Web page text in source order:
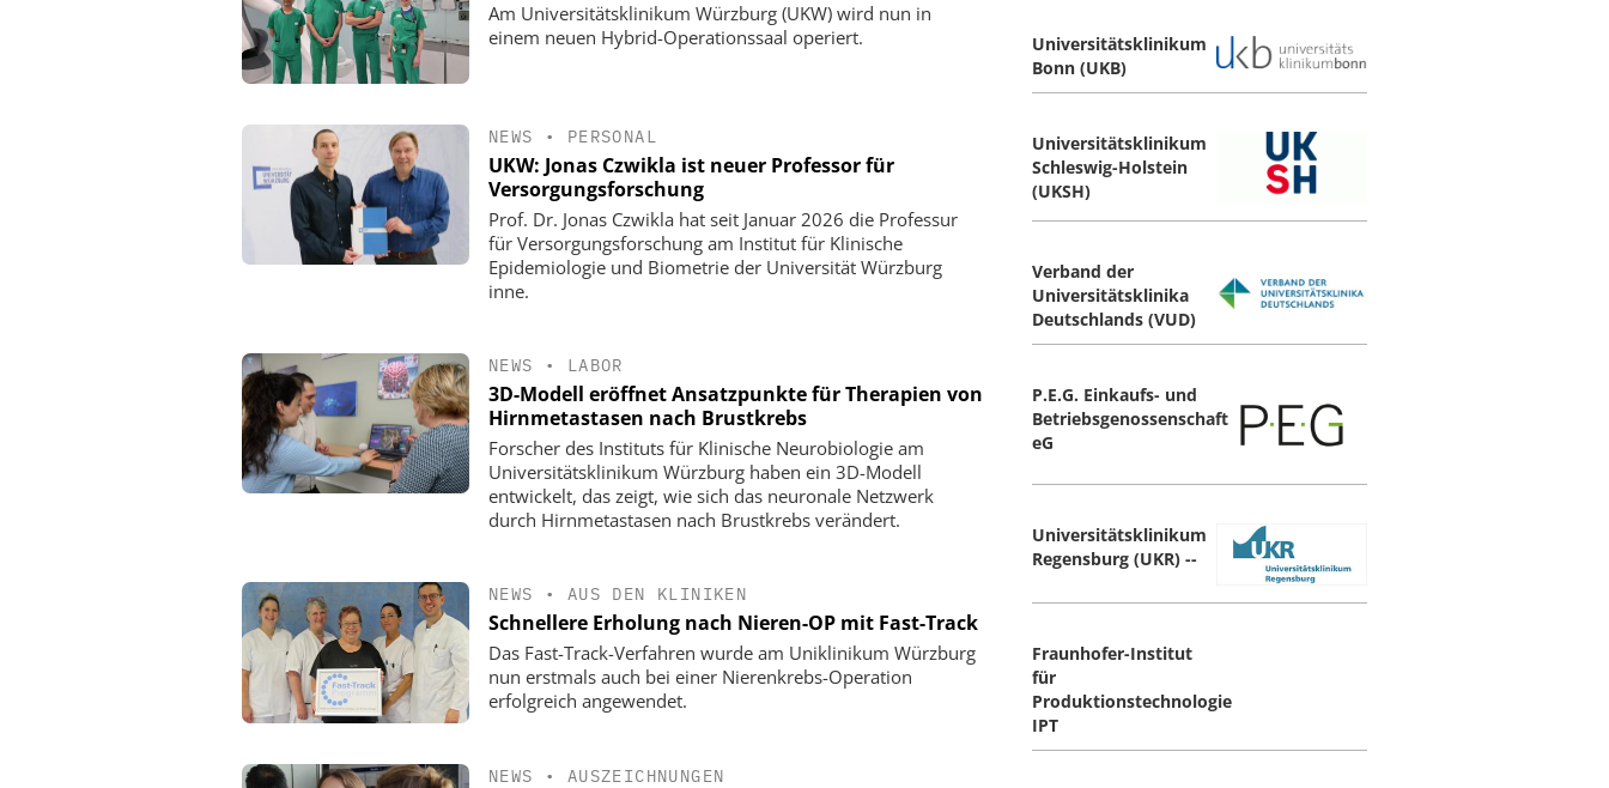
Am Universitätsklinikum Würzburg (UKW) wird nun in
einem neuen Hybrid-Operationssaal operiert.
NEWS • PERSONAL
UKW: Jonas Czwikla ist neuer Professor für
Versorgungsforschung
Prof. Dr. Jonas Czwikla hat seit Januar 2026 die Professur
für Versorgungsforschung am Institut für Klinische
Epidemiologie und Biometrie der Universität Würzburg
inne.
NEWS • LABOR
3D-Modell eröffnet Ansatzpunkte für Therapien von
Hirnmetastasen nach Brustkrebs
Forscher des Instituts für Klinische Neurobiologie am
Universitätsklinikum Würzburg haben ein 3D-Modell
entwickelt, das zeigt, wie sich das neuronale Netzwerk
durch Hirnmetastasen nach Brustkrebs verändert.
NEWS • AUS DEN KLINIKEN
Schnellere Erholung nach Nieren-OP mit Fast-Track
Das Fast-Track-Verfahren wurde am Uniklinikum Würzburg
nun erstmals auch bei einer Nierenkrebs-Operation
erfolgreich angewendet.
NEWS • AUSZEICHNUNGEN
Universitätsklinikum
Bonn (UKB)
Universitätsklinikum
Schleswig-Holstein
(UKSH)
Verband der
Universitätsklinika
Deutschlands (VUD)
P.E.G. Einkaufs- und
Betriebsgenossenschaft
eG
Universitätsklinikum
Regensburg (UKR) --
Fraunhofer-Institut
für
Produktionstechnologie
IPT